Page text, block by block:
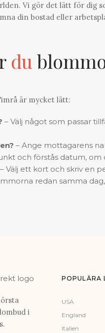
Vi gör det lätt för dig
din bostad eller
du
är mycket lätt:
– Välj något som passar
– Ange mottagarens
och förstås datum, om
– Välj ett kort och skriv en
redan samma
i
POPULÄRA
USA
England
Italien